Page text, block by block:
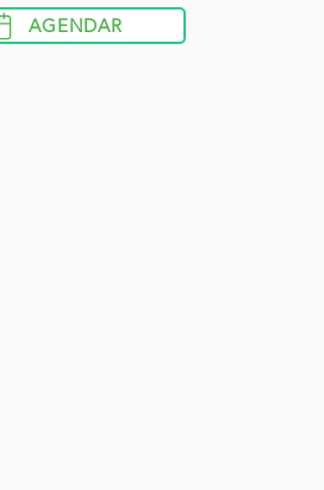
AGENDAR